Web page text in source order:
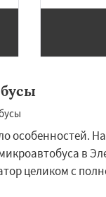
Большие Вяземы
Запрудная
Измайлово
Лопатино
Лотошино
Михнево
Некрасовское
Родники
особенностей.
в
целиком с